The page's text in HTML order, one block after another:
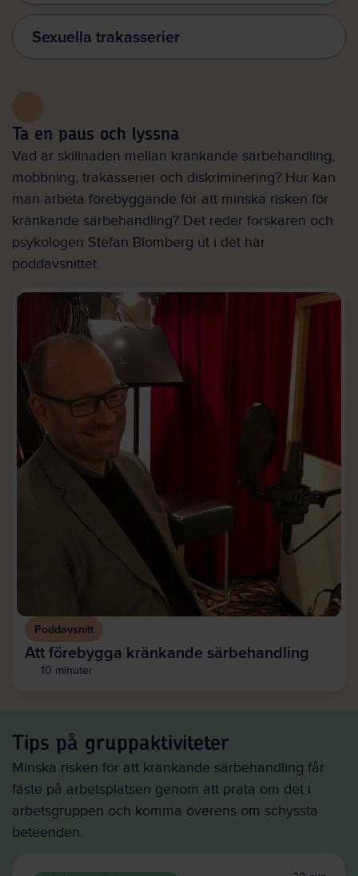
Sexuella trakasserier
Ta en paus och lyssna
Vad är skillnaden mellan kränkande särbehandling,
mobbning, trakasserier och diskriminering? Hur kan
man arbeta förebyggande för att minska risken för
kränkande särbehandling? Det reder forskaren och
psykologen Stefan Blomberg ut i det här
poddavsnittet.
Poddavsnitt
Att förebygga kränkande särbehandling
10 minuter
Tips på gruppaktiviteter
Minska risken för att kränkande särbehandling får
fäste på arbetsplatsen genom att prata om det i
arbetsgruppen och komma överens om schyssta
beteenden.